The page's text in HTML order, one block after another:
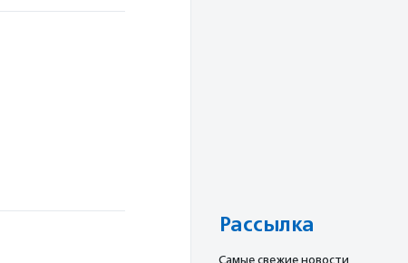
Рассылка
Cамые свежие новости,